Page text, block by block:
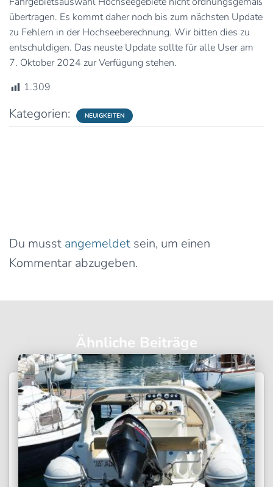
übertragen. Es kommt daher noch bis zum nächsten Update
zu Fehlern in der Hochseeberechnung. Wir bitten dies zu
entschuldigen. Das neuste Update sollte für alle User am
7. Oktober 2024 zur Verfügung stehen.
1.309
Kategorien: NEUIGKEITEN
Du musst angemeldet sein, um einen
Kommentar abzugeben.
Ähnliche Beiträge